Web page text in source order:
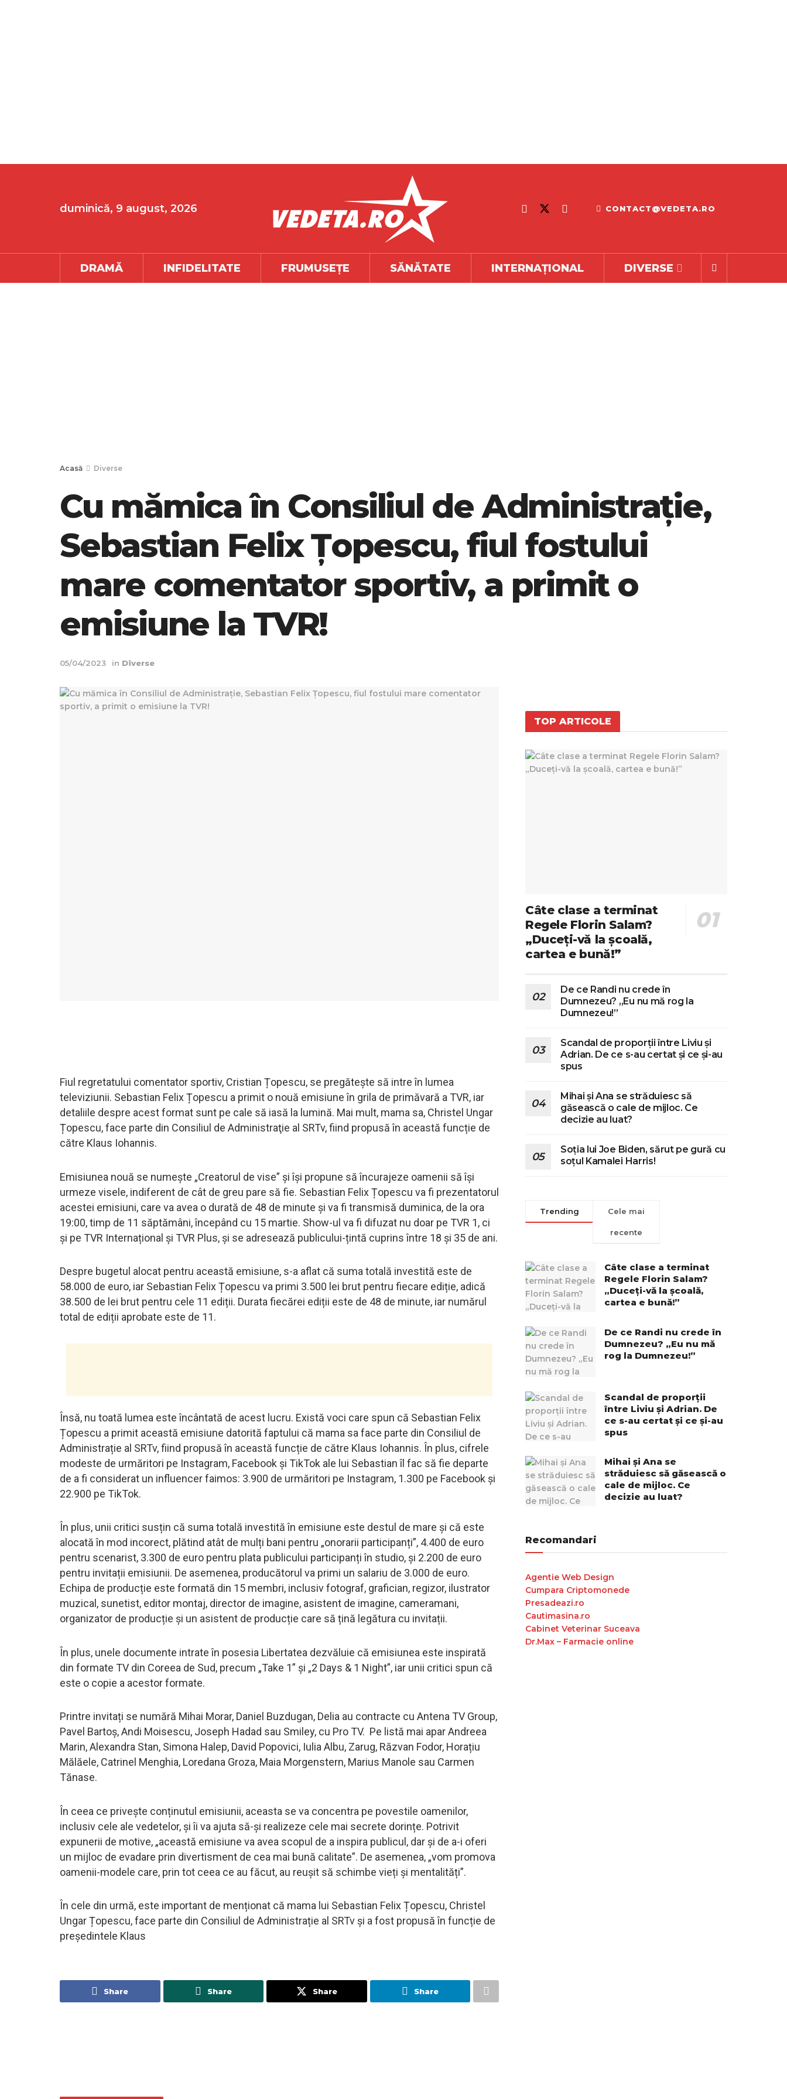
duminică, 9 august, 2026 CONTACT@VEDETA.RO
DRAMĂ INFIDELITATE FRUMUSEȚE SĂNĂTATE INTERNAȚIONAL DIVERSE
Acasă Diverse
Cu mămica în Consiliul de Administraţie,
Sebastian Felix Țopescu, fiul fostului
mare comentator sportiv, a primit o
emisiune la TVR!
05/04/2023 in Diverse
Fiul regretatului comentator sportiv, Cristian Țopescu, se pregătește să intre în lumea
televiziunii. Sebastian Felix Țopescu a primit o nouă emisiune în grila de primăvară a TVR, iar
detaliile despre acest format sunt pe cale să iasă la lumină. Mai mult, mama sa, Christel Ungar
Țopescu, face parte din Consiliul de Administraţie al SRTv, fiind propusă în această funcție de
către Klaus Iohannis.
Emisiunea nouă se numește „Creatorul de vise” și își propune să încurajeze oamenii să își
urmeze visele, indiferent de cât de greu pare să fie. Sebastian Felix Țopescu va fi prezentatorul
acestei emisiuni, care va avea o durată de 48 de minute și va fi transmisă duminica, de la ora
19:00, timp de 11 săptămâni, începând cu 15 martie. Show-ul va fi difuzat nu doar pe TVR 1, ci
și pe TVR Internațional și TVR Plus, și se adresează publicului-țintă cuprins între 18 și 35 de ani.
Despre bugetul alocat pentru această emisiune, s-a aflat că suma totală investită este de
58.000 de euro, iar Sebastian Felix Țopescu va primi 3.500 lei brut pentru fiecare ediție, adică
38.500 de lei brut pentru cele 11 ediții. Durata fiecărei ediții este de 48 de minute, iar numărul
total de ediții aprobate este de 11.
Însă, nu toată lumea este încântată de acest lucru. Există voci care spun că Sebastian Felix
Țopescu a primit această emisiune datorită faptului că mama sa face parte din Consiliul de
Administrație al SRTv, fiind propusă în această funcție de către Klaus Iohannis. În plus, cifrele
modeste de urmăritori pe Instagram, Facebook și TikTok ale lui Sebastian îl fac să fie departe
de a fi considerat un influencer faimos: 3.900 de urmăritori pe Instagram, 1.300 pe Facebook și
22.900 pe TikTok.
În plus, unii critici susțin că suma totală investită în emisiune este destul de mare și că este
alocată în mod incorect, plătind atât de mulți bani pentru „onorarii participanți”, 4.400 de euro
pentru scenarist, 3.300 de euro pentru plata publicului participanți în studio, și 2.200 de euro
pentru invitații emisiunii. De asemenea, producătorul va primi un salariu de 3.000 de euro.
Echipa de producție este formată din 15 membri, inclusiv fotograf, grafician, regizor, ilustrator
muzical, sunetist, editor montaj, director de imagine, asistent de imagine, cameramani,
organizator de producție și un asistent de producție care să țină legătura cu invitații.
În plus, unele documente intrate în posesia Libertatea dezvăluie că emisiunea este inspirată
din formate TV din Coreea de Sud, precum „Take 1” și „2 Days & 1 Night”, iar unii critici spun că
este o copie a acestor formate.
Printre invitați se numără Mihai Morar, Daniel Buzdugan, Delia au contracte cu Antena TV Group,
Pavel Bartoș, Andi Moisescu, Joseph Hadad sau Smiley, cu Pro TV. Pe listă mai apar Andreea
Marin, Alexandra Stan, Simona Halep, David Popovici, Iulia Albu, Zarug, Răzvan Fodor, Horațiu
Mălăele, Catrinel Menghia, Loredana Groza, Maia Morgenstern, Marius Manole sau Carmen
Tănase.
În ceea ce privește conținutul emisiunii, aceasta se va concentra pe povestile oamenilor,
inclusiv cele ale vedetelor, și îi va ajuta să-și realizeze cele mai secrete dorințe. Potrivit
expunerii de motive, „această emisiune va avea scopul de a inspira publicul, dar și de a-i oferi
un mijloc de evadare prin divertisment de cea mai bună calitate”. De asemenea, „vom promova
oamenii-modele care, prin tot ceea ce au făcut, au reușit să schimbe vieți și mentalități”.
În cele din urmă, este important de menționat că mama lui Sebastian Felix Țopescu, Christel
Ungar Țopescu, face parte din Consiliul de Administrație al SRTv și a fost propusă în funcție de
președintele Klaus
Share Share Share Share
TOP ARTICOLE
Câte clase a terminat
Regele Florin Salam?
„Duceți-vă la școală,
cartea e bună!”
De ce Randi nu crede în
Dumnezeu? „Eu nu mă rog la
Dumnezeu!”
Scandal de proporții între Liviu și
Adrian. De ce s-au certat și ce și-au
spus
Mihai și Ana se străduiesc să
găsească o cale de mijloc. Ce
decizie au luat?
Soția lui Joe Biden, sărut pe gură cu
soțul Kamalei Harris!
Trending Cele mai
recente
Câte clase a terminat
Regele Florin Salam?
„Duceți-vă la școală,
cartea e bună!”
De ce Randi nu crede în
Dumnezeu? „Eu nu mă
rog la Dumnezeu!”
Scandal de proporții
între Liviu și Adrian. De
ce s-au certat și ce și-au
spus
Mihai și Ana se
străduiesc să găsească o
cale de mijloc. Ce
decizie au luat?
Recomandari
Agentie Web Design
Cumpara Criptomonede
Presadeazi.ro
Cautimasina.ro
Cabinet Veterinar Suceava
Dr.Max – Farmacie online